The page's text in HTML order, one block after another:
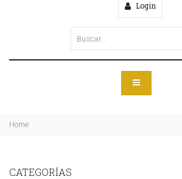
Login
Home
CATEGORÍAS